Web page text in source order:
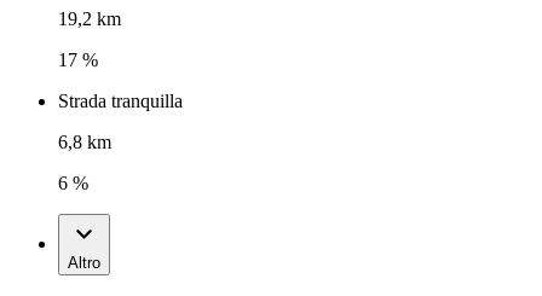
19,2 km
17 %
Strada tranquilla
6,8 km
6 %
Altro